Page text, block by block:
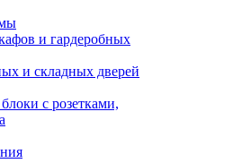
и гардеробных
и складных дверей
с розетками,